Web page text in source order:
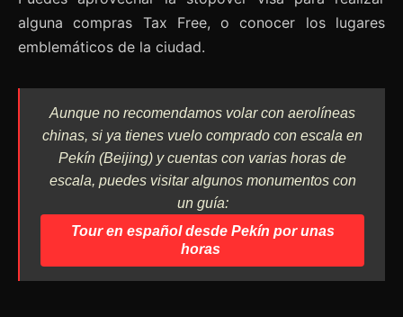
alguna compras Tax Free, o conocer los lugares
emblemáticos de la ciudad.
Aunque no recomendamos volar con aerolíneas
chinas, si ya tienes vuelo comprado con escala en
Pekín (Beijing) y cuentas con varias horas de
escala, puedes visitar algunos monumentos con
un guía:
Tour en español desde Pekín por unas
horas